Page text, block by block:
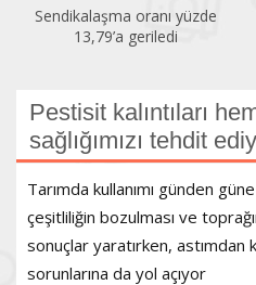
Sendikalaşma oranı yüzde
13,79’a geriledi
Pestisit kalıntıları
sağlığımızı tehdit
Tarımda kullanımı günden
çeşitliliğin bozulması ve
sonuçlar yaratırken, astımdan
sorunlarına da yol açıyor